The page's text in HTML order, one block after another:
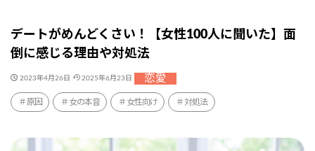
デートがめんどくさい！【女性100人に聞いた】面
倒に感じる理由や対処法
2023年4月26日 2025年6月23日 恋愛
原因 女の本音 女性向け 対処法